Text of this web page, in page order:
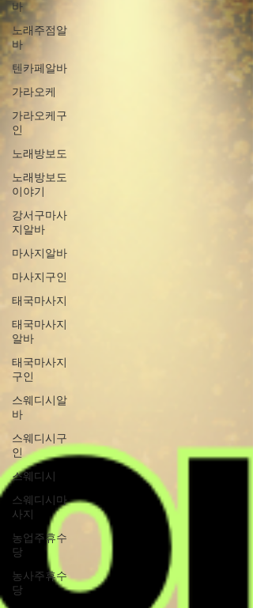
바
노래주점알
바
텐카페알바
가라오케
가라오케구
인
노래방보도
노래방보도
이야기
강서구마사
지알바
마사지알바
마사지구인
태국마사지
태국마사지
알바
태국마사지
구인
스웨디시알
바
스웨디시구
인
스웨디시
스웨디시마
사지
농업주휴수
당
농사주휴수
당